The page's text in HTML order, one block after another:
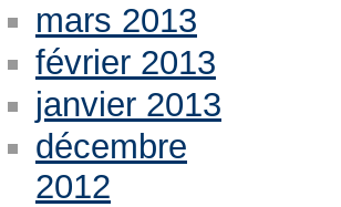
mars 2013
février 2013
janvier 2013
décembre
2012